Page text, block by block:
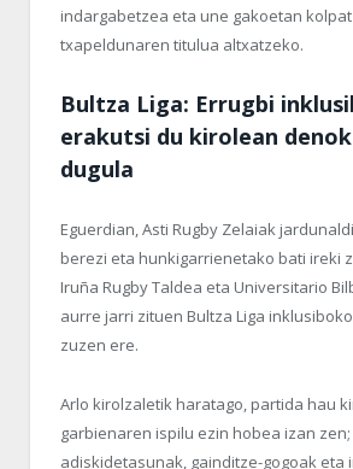
indargabetzea eta une gakoetan
txapeldunaren titulua altxatzeko.
Bultza Liga: Errugbi
erakutsi du kirolean
dugula
Eguerdian, Asti Rugby Zelaiak
berezi eta hunkigarrienetako bati ireki
Iruña Rugby Taldea eta Universitario
aurre jarri zituen Bultza Liga
zuzen ere.
Arlo kirolzaletik haratago, partida hau
garbienaren ispilu ezin hobea izan zen;
adiskidetasunak, gainditze-gogoak eta